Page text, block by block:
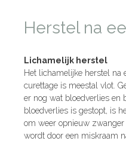
Herstel na
Lichamelijk herstel
Het lichamelijke herstel na
curettage is meestal vlot.
er nog wat bloedverlies en
bloedverlies is gestopt, is
om weer opnieuw
wordt door een miskraam